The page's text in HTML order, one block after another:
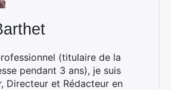
(titulaire de la
pendant 3 ans), je suis
Directeur et Rédacteur en